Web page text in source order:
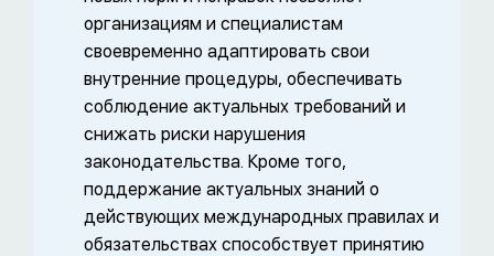
организациям и специалистам
своевременно адаптировать свои
внутренние процедуры, обеспечивать
соблюдение актуальных требований и
снижать риски нарушения
законодательства. Кроме того,
поддержание актуальных знаний о
действующих международных правилах и
обязательствах способствует принятию